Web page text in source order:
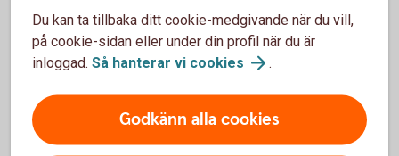
Ingår i
nyckelkund
Student
Ja Nej Nej
Ingår i
nyckelkund
Ung
Du kan ta tillbaka ditt cookie-medgivande när du vill,
på cookie-sidan eller under din profil när du är
inloggad. Så hanterar vi cookies .
Godkänn alla cookies